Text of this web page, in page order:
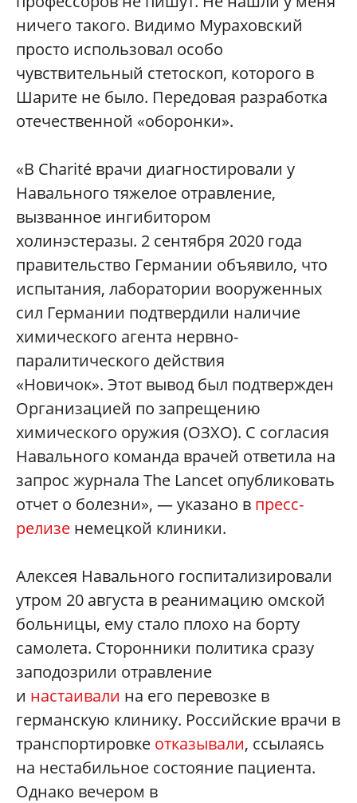
ничего такого. Видимо Мураховский
просто использовал особо
чувствительный стетоскоп, которого в
Шарите не было. Передовая разработка
отечественной «оборонки».
«В Charité врачи диагностировали у
Навального тяжелое отравление,
вызванное ингибитором
холинэстеразы. 2 сентября 2020 года
правительство Германии объявило, что
испытания, лаборатории вооруженных
сил Германии подтвердили наличие
химического агента нервно-
паралитического действия
«Новичок». Этот вывод был подтвержден
Организацией по запрещению
химического оружия (ОЗХО). С согласия
Навального команда врачей ответила на
запрос журнала The Lancet опубликовать
отчет о болезни», — указано в пресс-
релизе немецкой клиники.
Алексея Навального госпитализировали
утром 20 августа в реанимацию омской
больницы, ему стало плохо на борту
самолета. Сторонники политика сразу
заподозрили отравление
и настаивали на его перевозке в
германскую клинику. Российские врачи в
транспортировке отказывали, ссылаясь
на нестабильное состояние пациента.
Однако вечером в